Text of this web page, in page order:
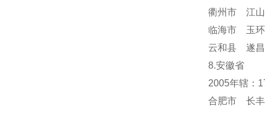
衢州市 江
临海市 玉
云和县 遂
8.安徽省
2005年辖：
合肥市 长